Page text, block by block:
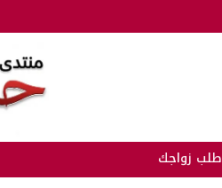
طلب زواجك